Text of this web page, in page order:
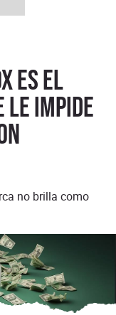
es el
le impide
no brilla como